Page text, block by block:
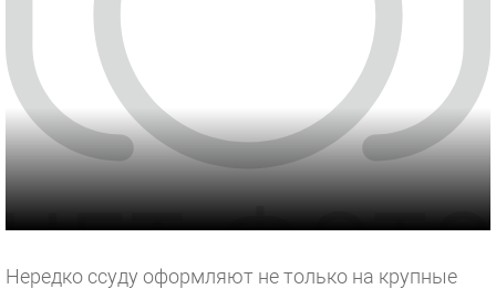
Нередко ссуду оформляют не только на крупные